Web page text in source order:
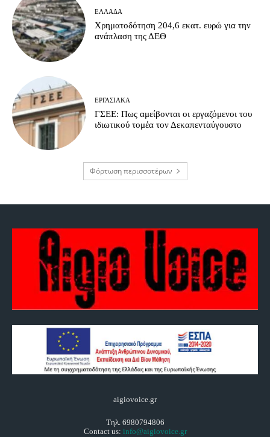
ΕΛΛΆΔΑ
Χρηματοδότηση 204,6 εκατ. ευρώ για την
ανάπλαση της ΔΕΘ
ΕΡΓΑΣΙΑΚΆ
ΓΣΕΕ: Πως αμείβονται οι εργαζόμενοι του
ιδιωτικού τομέα τον Δεκαπενταύγουστο
Φόρτωση περισσοτέρων
aigiovoice.gr
Τηλ. 6980794806
Contact us: info@aigiovoice.gr